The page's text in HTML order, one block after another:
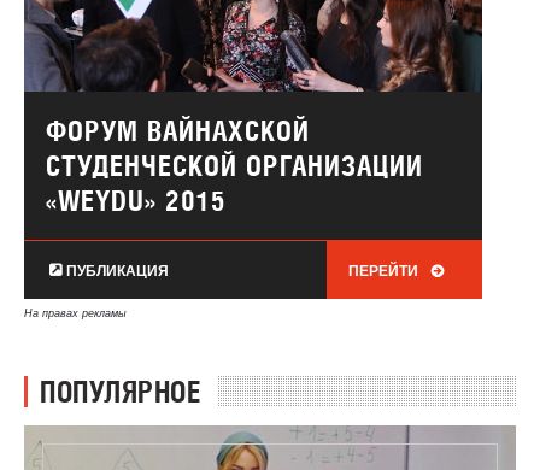
ФОРУМ ВАЙНАХСКОЙ
СТУДЕНЧЕСКОЙ ОРГАНИЗАЦИИ
«WEYDU» 2015
ПУБЛИКАЦИЯ ПЕРЕЙТИ
На правах рекламы
ПОПУЛЯРНОЕ